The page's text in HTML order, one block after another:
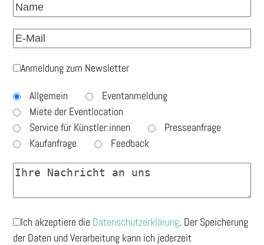
Anmeldung zum Newsletter
Allgemein
Eventanmeldung
Miete der Eventlocation
Service für Künstler:innen
Presseanfrage
Kaufanfrage
Feedback
Ich akzeptiere die Datenschutzerklärung. Der Speicherung
der Daten und Verarbeitung kann ich jederzeit